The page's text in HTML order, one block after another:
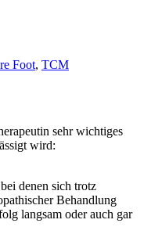
Foot, TCM
sehr wichtiges
wird:
denen sich trotz
Behandlung
langsam oder auch gar